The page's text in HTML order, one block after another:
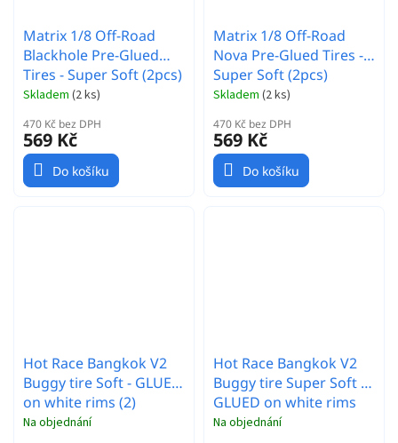
Matrix 1/8 Off-Road
Blackhole Pre-Glued
Tires - Super Soft (2pcs)
Skladem (2 ks)
470 Kč bez DPH
569 Kč
Do košíku
Matrix 1/8 Off-Road
Nova Pre-Glued Tires -
Super Soft (2pcs)
Skladem (2 ks)
470 Kč bez DPH
569 Kč
Do košíku
Hot Race Bangkok V2
Buggy tire Soft - GLUED
on white rims (2)
Na objednání
Hot Race Bangkok V2
Buggy tire Super Soft -
GLUED on white rims
(2)
Na objednání